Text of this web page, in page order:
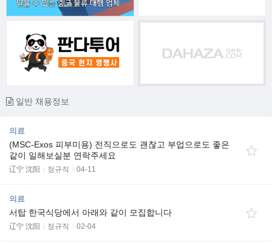
일반 채용정보
의료
(MSC-Exos 피부미용) 전직으로도 괜찮고 부업으로도 좋은
같이 일해보실분 연락주세요
辽宁 沈阳 정규직 04-11
의료
서탑 한국식당에서 아래와 같이 모집합니다
辽宁 沈阳 정규직 02-04